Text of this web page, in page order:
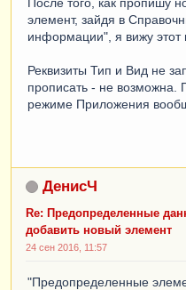
элемент, зайдя в
информации", я вижу этот
Реквизиты Тип и Вид не
прописать - не
режиме Приложения
ДенисЧ
Re: Предопределенные
добавить новый элемент
24 сен 2016, 11:57
"Предопределенные